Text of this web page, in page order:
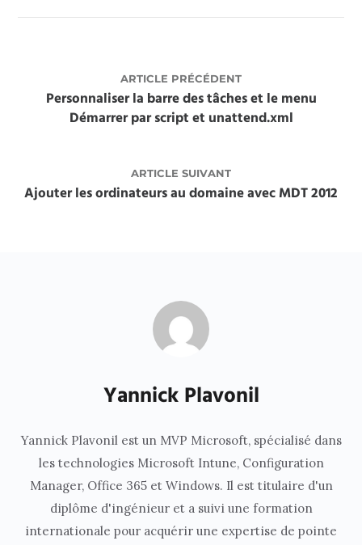
ARTICLE PRÉCÉDENT
Personnaliser la barre des tâches et le menu
Démarrer par script et unattend.xml
ARTICLE SUIVANT
Ajouter les ordinateurs au domaine avec MDT 2012
Yannick Plavonil
Yannick Plavonil est un MVP Microsoft, spécialisé dans
les technologies Microsoft Intune, Configuration
Manager, Office 365 et Windows. Il est titulaire d'un
diplôme d'ingénieur et a suivi une formation
internationale pour acquérir une expertise de pointe